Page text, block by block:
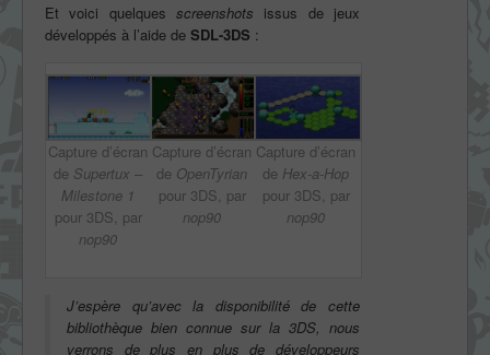
Et voici quelques screenshots issus de jeux
développés à l’aide de SDL-3DS :
Capture d’écran
de Supertux –
Milestone 1
pour 3DS, par
nop90
Capture d’écran
de OpenTyrian
pour 3DS, par
nop90
Capture d’écran
de Hex-a-Hop
pour 3DS, par
nop90
J’espère qu’avec la disponibilité de cette
bibliothèque bien connue sur la 3DS, nous
verrons de plus en plus de développeurs